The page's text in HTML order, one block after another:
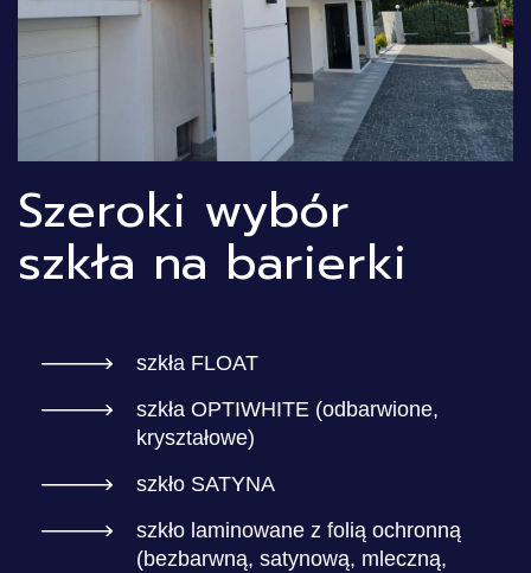
Szeroki wybór
szkła na barierki
szkła FLOAT
szkła OPTIWHITE (odbarwione,
kryształowe)
szkło SATYNA
szkło laminowane z folią ochronną
(bezbarwną, satynową, mleczną,